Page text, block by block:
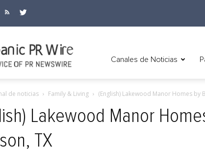
Canales de Noticias
de noticias Family & Living (English) Lakewood Manor Homes by
Lakewood Manor
TX